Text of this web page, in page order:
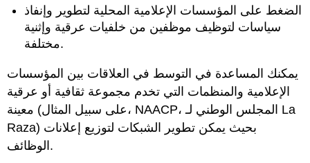
الضغط على المؤسسات الإعلامية المحلية لتطوير وإنفاذ
سياسات لتوظيف موظفين من خلفيات عرقية وإثنية
مختلفة.
يمكنك المساعدة في التوسط في العلاقات بين المؤسسات
الإعلامية والمنظمات التي تخدم مجموعة ثقافية أو عرقية
معينة (على سبيل المثال، NAACP، المجلس الوطني لـ La
Raza) بحيث يمكن تطوير الشبكات لتوزيع إعلانات
الوظائف.